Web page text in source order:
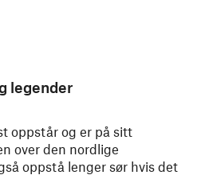
legender
oppstår og er på sitt
over den nordlige
oppstå lenger sør hvis det